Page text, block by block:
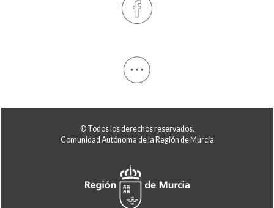
© Todos los derechos reservados.
Comunidad Autónoma de la Región de Murcia